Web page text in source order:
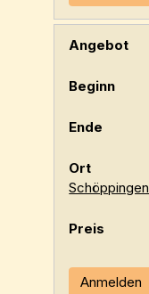
Schöppingen
Anmelden